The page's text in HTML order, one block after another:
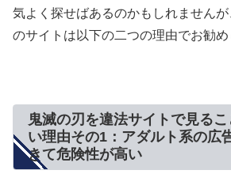
気よく探せばあるのかもしれません
のサイトは以下の二つの理由でお勧め
鬼滅の刃を違法サイトで見る
い理由その1：アダルト系の広
きて危険性が高い